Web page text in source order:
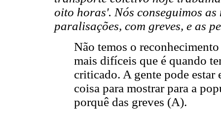
oito horas'. Nós conseguimos
paralisações, com greves, e as
Não temos o
mais difíceis que é quando
criticado. A gente pode estar
coisa para mostrar para a
porquê das greves (A).